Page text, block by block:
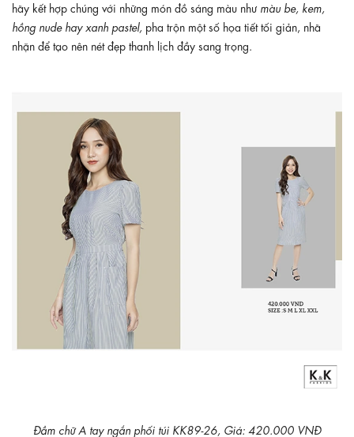
hãy kết hợp chúng với những món đồ sáng màu như màu be, kem,
hồng nude hay xanh pastel, pha trộn một số họa tiết tối giản, nhã
nhặn để tạo nên nét đẹp thanh lịch đầy sang trọng.
Đầm chữ A tay ngắn phối túi KK89-26, Giá: 420.000 VNĐ